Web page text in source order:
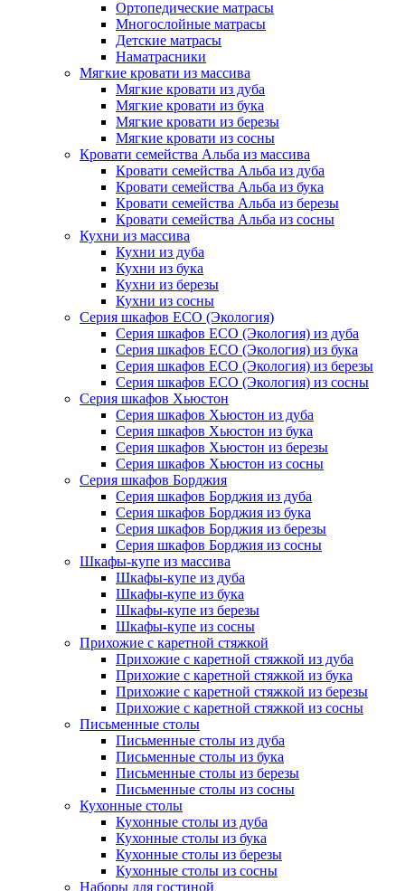
Ортопедические матрасы
Многослойные матрасы
Детские матрасы
Наматрасники
Мягкие кровати из массива
Мягкие кровати из дуба
Мягкие кровати из бука
Мягкие кровати из березы
Мягкие кровати из сосны
Кровати семейства Альба из массива
Кровати семейства Альба из дуба
Кровати семейства Альба из бука
Кровати семейства Альба из березы
Кровати семейства Альба из сосны
Кухни из массива
Кухни из дуба
Кухни из бука
Кухни из березы
Кухни из сосны
Серия шкафов ECO (Экология)
Серия шкафов ECO (Экология) из дуба
Серия шкафов ECO (Экология) из бука
Серия шкафов ECO (Экология) из березы
Серия шкафов ECO (Экология) из сосны
Серия шкафов Хьюстон
Серия шкафов Хьюстон из дуба
Серия шкафов Хьюстон из бука
Серия шкафов Хьюстон из березы
Серия шкафов Хьюстон из сосны
Серия шкафов Борджия
Серия шкафов Борджия из дуба
Серия шкафов Борджия из бука
Серия шкафов Борджия из березы
Серия шкафов Борджия из сосны
Шкафы-купе из массива
Шкафы-купе из дуба
Шкафы-купе из бука
Шкафы-купе из березы
Шкафы-купе из сосны
Прихожие с каретной стяжкой
Прихожие с каретной стяжкой из дуба
Прихожие с каретной стяжкой из бука
Прихожие с каретной стяжкой из березы
Прихожие с каретной стяжкой из сосны
Письменные столы
Письменные столы из дуба
Письменные столы из бука
Письменные столы из березы
Письменные столы из сосны
Кухонные столы
Кухонные столы из дуба
Кухонные столы из бука
Кухонные столы из березы
Кухонные столы из сосны
Наборы для гостиной